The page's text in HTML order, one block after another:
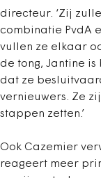
directeur. ‘Zij
combinatie PvdA
vullen ze elkaar
de tong, Jantine
dat ze
vernieuwers. Ze
stappen zetten.’
Ook Cazemier
reageert meer